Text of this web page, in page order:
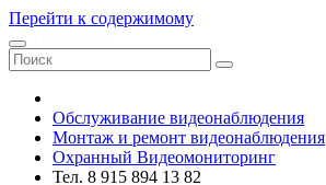
Перейти к содержимому
Обслуживание видеонаблюдения
Монтаж и ремонт видеонаблюдения
Охранный Видеомониторинг
Тел. 8 915 894 13 82